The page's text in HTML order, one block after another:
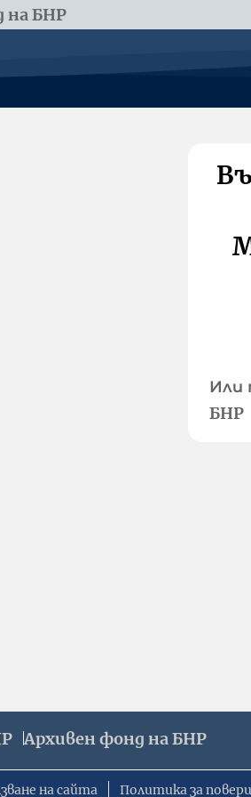
на БНР
Или
БНР
Архивен фонд на БНР
на сайта Политика за